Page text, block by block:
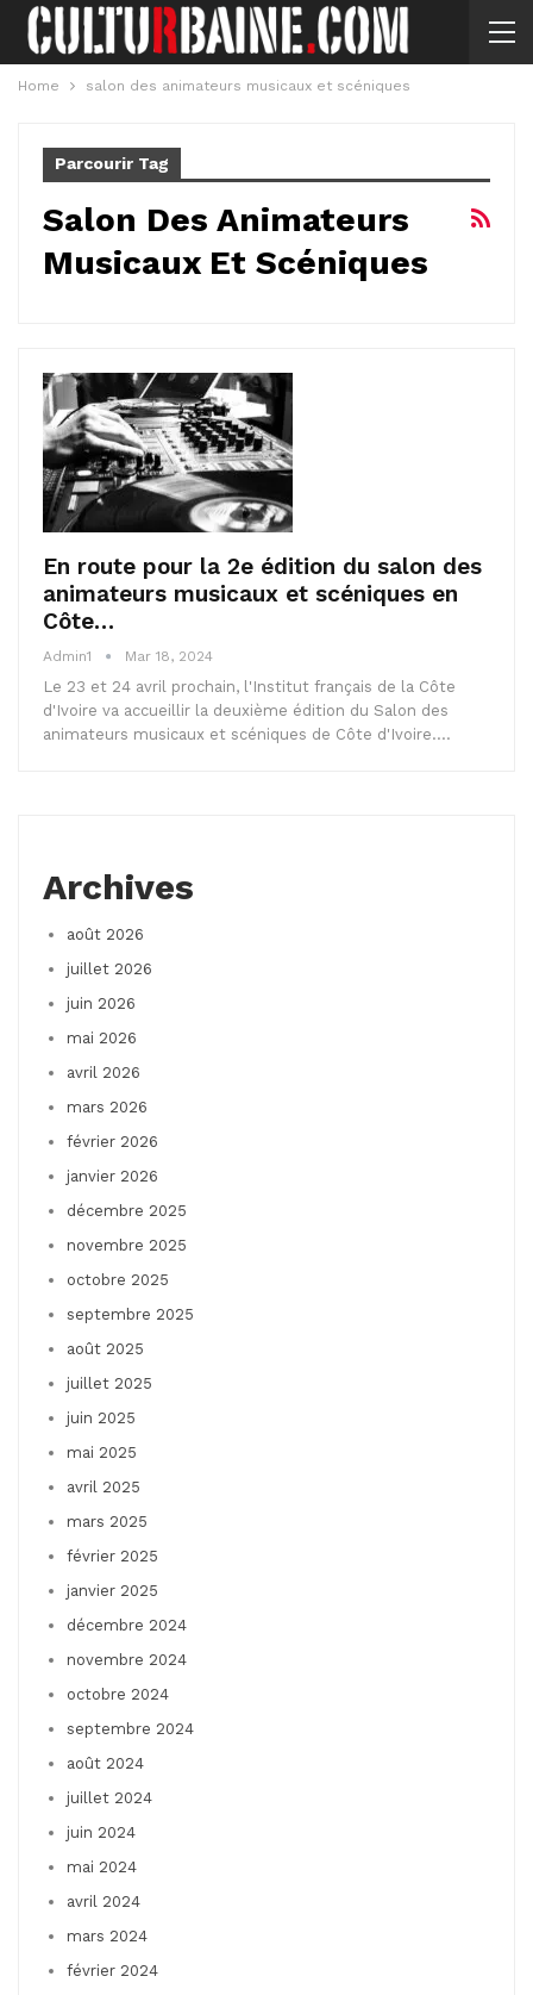
Home salon des animateurs musicaux et scéniques
Parcourir Tag
Salon Des Animateurs
Musicaux Et Scéniques
En route pour la 2e édition du salon des
animateurs musicaux et scéniques en
Côte…
Admin1 Mar 18, 2024
Le 23 et 24 avril prochain, l'Institut français de la Côte
d'Ivoire va accueillir la deuxième édition du Salon des
animateurs musicaux et scéniques de Côte d'Ivoire.…
Archives
août 2026
juillet 2026
juin 2026
mai 2026
avril 2026
mars 2026
février 2026
janvier 2026
décembre 2025
novembre 2025
octobre 2025
septembre 2025
août 2025
juillet 2025
juin 2025
mai 2025
avril 2025
mars 2025
février 2025
janvier 2025
décembre 2024
novembre 2024
octobre 2024
septembre 2024
août 2024
juillet 2024
juin 2024
mai 2024
avril 2024
mars 2024
février 2024